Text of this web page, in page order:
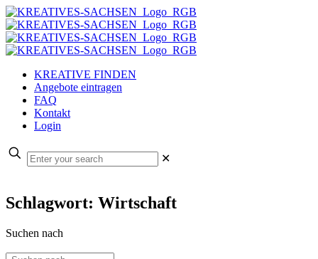
KREATIVE FINDEN
Angebote eintragen
FAQ
Kontakt
Login
✕
Schlagwort: Wirtschaft
Suchen nach